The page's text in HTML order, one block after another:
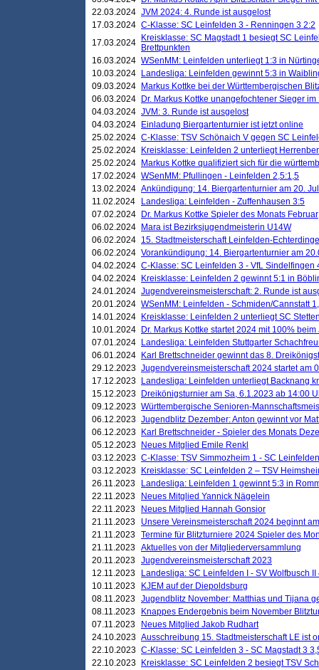
22.03.2024 JVM 2024: 4. Runde ist ausgelost
17.03.2024 C-Klasse: SC Leinfelden 3 - Renningen 3 2:2
17.03.2024
Kreisklasse: SC Magstadt 1 besiegt SC
Brettpunkten
16.03.2024 WSenMM: Leinfelden unterliegt 1:3 in
10.03.2024
Landesliga: Leinfelden gewinnt 5:3 in
09.03.2024
Markus Kottke bei der Württembergischen
06.03.2024
Dr. Markus Kottke unangefochtener Sieger
04.03.2024 JVM: 3. Runde ist ausgelost
04.03.2024
Einladung Biergartenturnier ist jetzt online
25.02.2024 C-Klasse: TSV Schönaich V gegen SC
25.02.2024
Kreisklasse: Leinfelden 2 unterliegt
25.02.2024
Markus Kottke qualifiziert sich für die
17.02.2024 WSenMM: Pfullingen - Leinfelden 2,5:1,5
13.02.2024 Ankündigung: 14. Biergartenturnier am 20.
11.02.2024
Landesliga: Leinfelden - Zuffenhausen 3:5
07.02.2024
Dr. Markus Kottke Spieler des Monats Februar
06.02.2024
Mara ist Bezirksjugendmeisterin U14W
06.02.2024 15. Stadtmeisterschaft Leinfelden-
06.02.2024 Vorankündigung: 14. Biergartenturnier am
04.02.2024 C-Klasse: SC Leinfelden 3 - VfL Sindelfingen
04.02.2024
Kreisklasse: Leinfelden 2 gewinnt 5:1 in
24.01.2024 Jugendvereinsmeisterschaft: 2. Runde ist
20.01.2024 WSenMM: Leinfelden - Schmiden/Cannstatt
14.01.2024
Kreisklasse: Leinfelden 2 unterliegt SC
10.01.2024
Dr. Markus Kottke startet 2024 mit 100%
07.01.2024
Landesliga: Leinfelden Stuttgarter
06.01.2024
Karl Brettschneider gewinnt das 8.
29.12.2023 Jugendvereinsmeisterschaft 2024 startet am
17.12.2023
Landesliga: Leinfelden unterliegt Backnang
15.12.2023
Dreikönigsturnier am Sa, 6.1.2023 ab 14:00
09.12.2023 Württembergische Senioren-
06.12.2023 Jugendblitz Dezember: Anton gewinnt vor
06.12.2023
Karl Brettschneider - Spieler des Monats
05.12.2023
Neues Mitglied Emile Renkl
03.12.2023 C-Klasse: TSV Simmozheim 1 - SC
03.12.2023
Kreisklasse: SC Leinfelden 2 – TSV
26.11.2023
Landesliga: Leinfelden 1 gewinnt 5:3 in
22.11.2023
Neues Mitglied Yannick Nägelein
22.11.2023
Neues Mitglied Hannah Gonsior
21.11.2023
Unsere Vereinsmeisterschaft 2024 beginnt
21.11.2023 Termine für Blitzturniere 2024 Spieler des
21.11.2023 Aktuelles von der Mitgliederversammlung
20.11.2023 Jugendvereinsmeisterschaft 2023
12.11.2023
Landesliga: SC Leinfelden I - SV Wolfbusch II
10.11.2023
KJEM auf der Diepoldsburg
08.11.2023 Jugendblitz November: Matthias und Tijana
08.11.2023
Knappes Endergebnis beim November
07.11.2023
Neues Mitglied Jakob Rudhart
24.10.2023 Ausschreibung 15. Stadtmeisterschaft LE ist
22.10.2023 C-Klasse: SC Leinfelden 3 - SC Magstadt 3
22.10.2023
Kreisklasse: SC Leinfelden 2 besiegt TSV